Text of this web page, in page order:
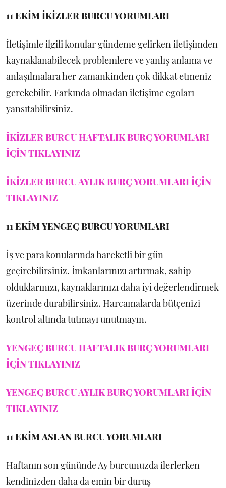
11 EKİMİKİZLER BURCU YORUMLARI
İletişimle ilgili konular gündeme gelirken iletişimden
kaynaklanabilecek problemlere ve yanlış anlama ve
anlaşılmalara her zamankinden çok dikkat etmeniz
gerekebilir. Farkında olmadan iletişime egoları
yansıtabilirsiniz.
İKİZLER BURCU HAFTALIK BURÇ YORUMLARI
İÇİN TIKLAYINIZ
İKİZLER BURCU AYLIK BURÇ YORUMLARI İÇİN
TIKLAYINIZ
11 EKİMYENGEÇ BURCU YORUMLARI
İş ve para konularında hareketli bir gün
geçirebilirsiniz. İmkanlarınızı artırmak, sahip
olduklarınızı, kaynaklarınızı daha iyi değerlendirmek
üzerinde durabilirsiniz. Harcamalarda bütçenizi
kontrol altında tutmayı unutmayın.
YENGEÇ BURCU HAFTALIK BURÇ YORUMLARI
İÇİN TIKLAYINIZ
YENGEÇ BURCU AYLIK BURÇ YORUMLARI İÇİN
TIKLAYINIZ
11 EKİMASLAN BURCU YORUMLARI
Haftanın son gününde Ay burcunuzda ilerlerken
kendinizden daha da emin bir duruş